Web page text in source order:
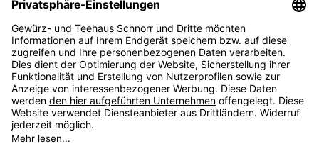
Service-Hotline
Service
Unternehmen
Alle Preise inkl. gesetzl. Mehrwertsteuer zzgl.